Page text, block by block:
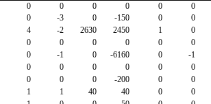
0 0 0 0 0 0
0 -3 0 -150 0 0
4 -2 2630 2450 1 0
0 0 0 0 0 0
0 -1 0 -6160 0 -1
0 0 0 0 0 0
0 0 0 -200 0 0
1 1 40 40 0 0